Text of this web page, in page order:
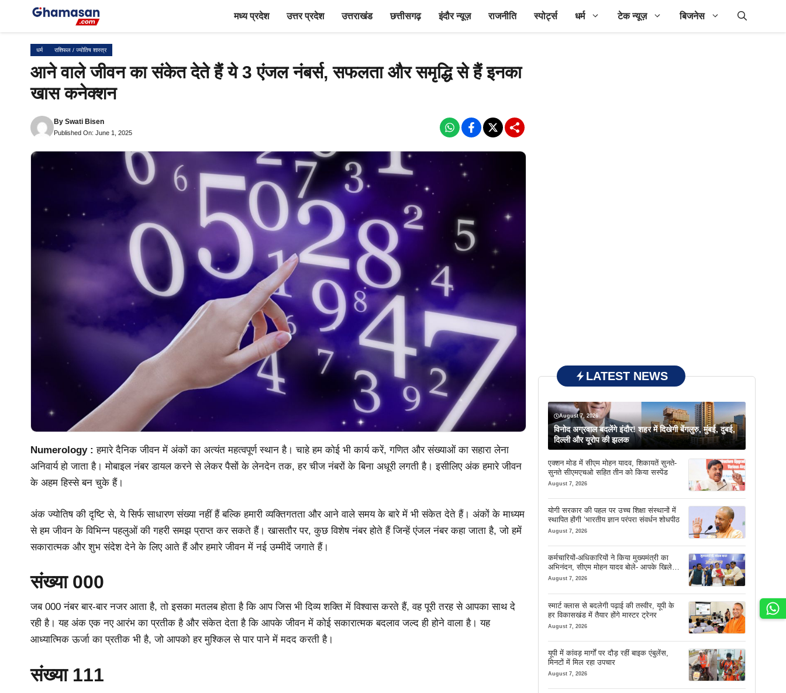
मध्य प्रदेश उत्तर प्रदेश उत्तराखंड छत्तीसगढ़ इंदौर न्यूज़ राजनीति स्पोर्ट्स धर्म टेक न्यूज़ बिजनेस
धर्म राशिफल / ज्योतिष शास्त्र
आने वाले जीवन का संकेत देते हैं ये 3 एंजल नंबर्स, सफलता और समृद्धि से हैं इनका
खास कनेक्शन
By Swati Bisen
Published On: June 1, 2025
Numerology :हमारे दैनिक जीवन में अंकों का अत्यंत महत्वपूर्ण स्थान है। चाहे हम कोई भी कार्य करें, गणित और संख्याओं का सहारा लेना
अनिवार्य हो जाता है। मोबाइल नंबर डायल करने से लेकर पैसों के लेनदेन तक, हर चीज नंबरों के बिना अधूरी लगती है। इसीलिए अंक हमारे जीवन
के अहम हिस्से बन चुके हैं।
अंक ज्योतिष की दृष्टि से, ये सिर्फ साधारण संख्या नहीं हैं बल्कि हमारी व्यक्तिगतता और आने वाले समय के बारे में भी संकेत देते हैं। अंकों के माध्यम
से हम जीवन के विभिन्न पहलुओं की गहरी समझ प्राप्त कर सकते हैं। खासतौर पर, कुछ विशेष नंबर होते हैं जिन्हें एंजल नंबर कहा जाता है, जो हमें
सकारात्मक और शुभ संदेश देने के लिए आते हैं और हमारे जीवन में नई उम्मीदें जगाते हैं।
संख्या 000
जब 000 नंबर बार-बार नजर आता है, तो इसका मतलब होता है कि आप जिस भी दिव्य शक्ति में विश्वास करते हैं, वह पूरी तरह से आपका साथ दे
रही है। यह अंक एक नए आरंभ का प्रतीक है और संकेत देता है कि आपके जीवन में कोई सकारात्मक बदलाव जल्द ही होने वाला है। यह
आध्यात्मिक ऊर्जा का प्रतीक भी है, जो आपको हर मुश्किल से पार पाने में मदद करती है।
संख्या 111
LATEST NEWS
August 7, 2026
विनोद अग्रवाल बदलेंगे इंदौर! शहर में दिखेगी बेंगलुरु, मुंबई, दुबई,
दिल्ली और यूरोप की झलक
एक्शन मोड में सीएम मोहन यादव, शिकायतें सुनते-
सुनते सीएमएचओ सहित तीन को किया सस्पेंड
August 7, 2026
योगी सरकार की पहल पर उच्च शिक्षा संस्थानों में
स्थापित होंगी ‘भारतीय ज्ञान परंपरा संवर्धन शोधपीठ
August 7, 2026
कर्मचारियों-अधिकारियों ने किया मुख्यमंत्री का
अभिनंदन, सीएम मोहन यादव बोले- आपके खिले
चेहरे देखकर आनंद आता है
August 7, 2026
स्मार्ट क्लास से बदलेगी पढ़ाई की तस्वीर, यूपी के
हर विकासखंड में तैयार होंगे मास्टर ट्रेनर
August 7, 2026
यूपी में कांवड़ मार्गों पर दौड़ रहीं बाइक एंबुलेंस,
मिनटों में मिल रहा उपचार
August 7, 2026